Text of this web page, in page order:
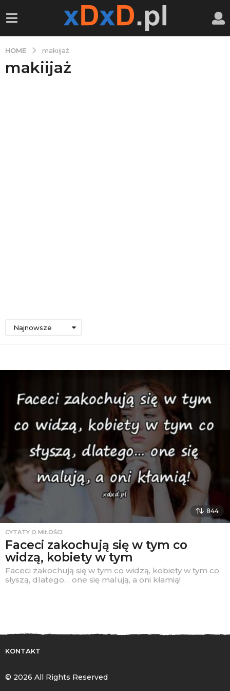
HOME makiijaż
makiijaż
Najnowsze
844
CYTATY O MIŁOŚCI
Faceci zakochują się w tym co
widzą, kobiety w tym
Faceci zakochują się w tym co widzą, kobiety w tym co
słyszą, dlatego… one się malują, a oni kłamią!
KONTAKT
© 2026 All Rights Reserved